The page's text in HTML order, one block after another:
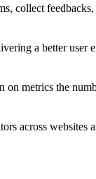
collect
a better user
metrics the
across